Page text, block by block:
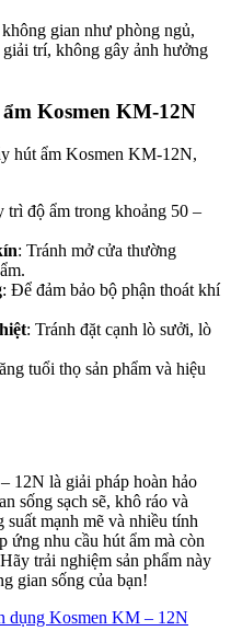
gian như phòng ngủ,
trí, không gây ảnh hưởng
Kosmen KM-12N
hút ẩm Kosmen KM-12N,
trì độ ẩm trong khoảng 50 –
: Tránh mở cửa thường
: Để đảm bảo bộ phận thoát khí
: Tránh đặt cạnh lò sưởi, lò
tuổi thọ sản phẩm và hiệu
12N là giải pháp hoàn hảo
sống sạch sẽ, khô ráo và
mạnh mẽ và nhiều tính
ứng nhu cầu hút ẩm mà còn
trải nghiệm sản phẩm này
gian sống của bạn!
dụng Kosmen KM – 12N